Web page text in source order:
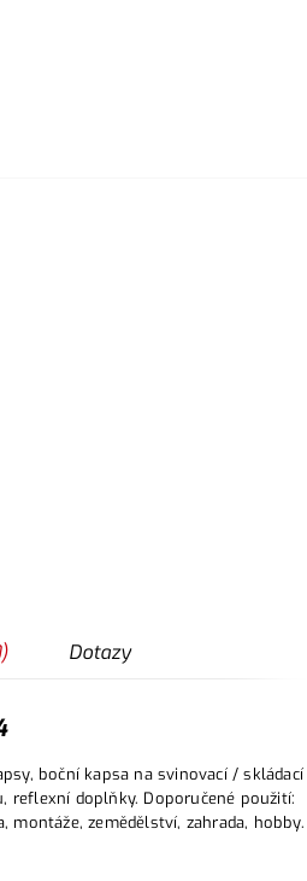
) Dotazy
boční kapsa na svinovací / skládací
reflexní doplňky. Doporučené použití:
zemědělství, zahrada, hobby.